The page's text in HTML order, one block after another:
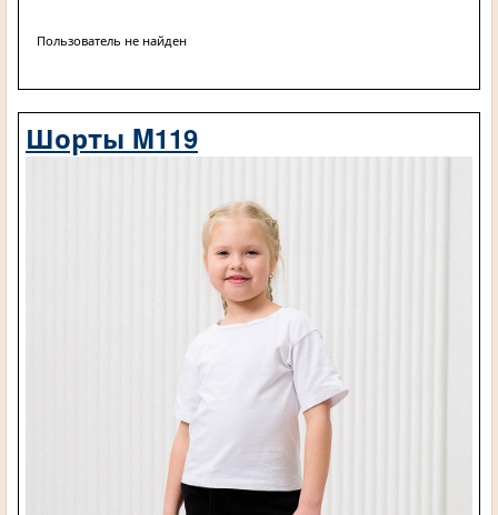
Пользователь не найден
Шорты M119